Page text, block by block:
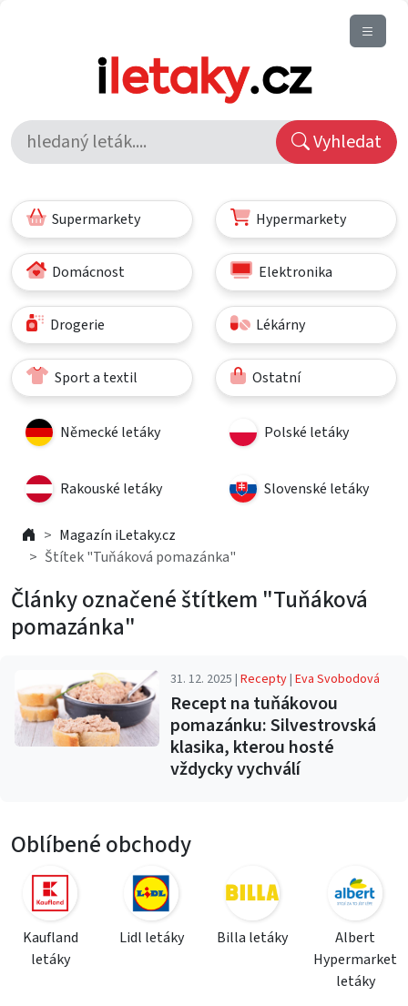
Vyhledat
Supermarkety Hypermarkety
Domácnost Elektronika
Drogerie Lékárny
Sport a textil Ostatní
Německé letáky Polské letáky
Rakouské letáky Slovenské letáky
Magazín iLetaky.cz
Štítek "Tuňáková pomazánka"
Články označené štítkem "Tuňáková
pomazánka"
31. 12. 2025 |Recepty|Eva Svobodová
Recept na tuňákovou
pomazánku: Silvestrovská
klasika, kterou hosté
vždycky vychválí
Oblíbené obchody
Kaufland
letáky
Lidl letáky Billa letáky
Albert
Hypermarket
letáky